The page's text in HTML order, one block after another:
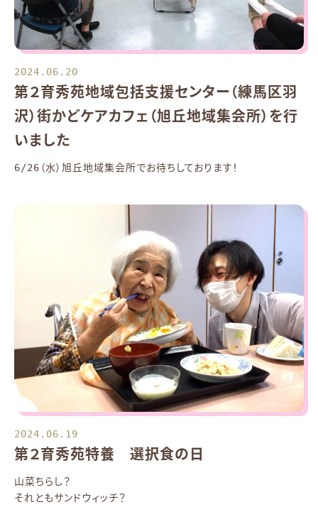
2024.06.20
第２育秀苑地域包括支援センター（練馬区羽
沢）街かどケアカフェ（旭丘地域集会所）を行
いました
6/26（水）旭丘地域集会所でお待ちしております！
2024.06.19
第２育秀苑特養 選択食の日
山菜ちらし？
それともサンドウィッチ？